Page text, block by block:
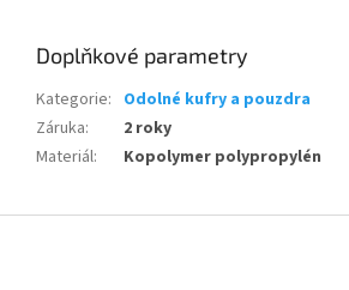
Doplňkové parametry
Kategorie: Odolné kufry a pouzdra
Záruka:
2 roky
Materiál: Kopolymer polypropylén